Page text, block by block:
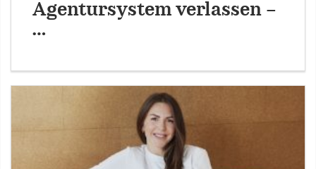
Agentursystem verlassen –
…